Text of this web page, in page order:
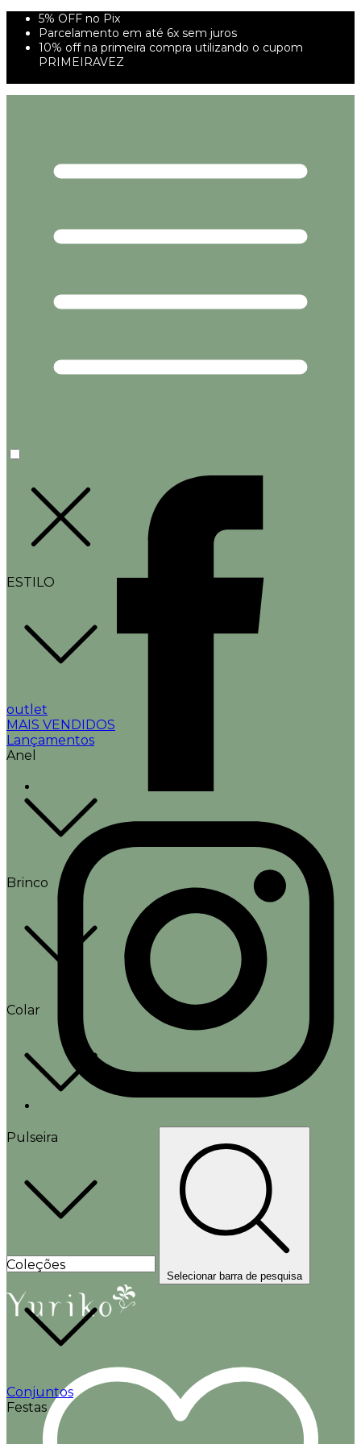
5% OFF no Pix
Parcelamento em até 6x sem juros
10% off na primeira compra utilizando o cupom
PRIMEIRAVEZ
ESTILO
outlet
MAIS VENDIDOS
Lançamentos
Anel
Brinco
Colar
Pulseira
Coleções
Conjuntos
Festas
Selecionar barra de pesquisa